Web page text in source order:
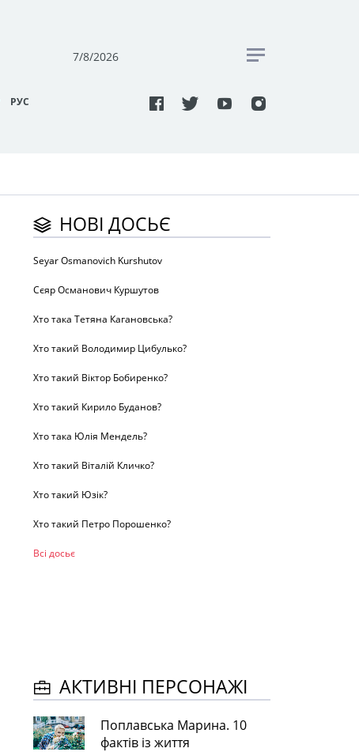
7/8/2026
РУC
НОВІ ДОСЬЄ
Seyar Osmanovich Kurshutov
Сєяр Османович Куршутов
Хто така Тетяна Кагановська?
Хто такий Володимир Цибулько?
Хто такий Віктор Бобиренко?
Хто такий Кирило Буданов?
Хто така Юлія Мендель?
Хто такий Віталій Кличко?
Хто такий Юзік?
Хто такий Петро Порошенко?
Всі досьє
АКТИВНІ ПЕРСОНАЖІ
Поплавська Марина. 10
фактів із життя